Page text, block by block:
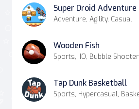
Super Droid Adventure
Adventure, Agility, Casual
Wooden Fish
Tap Dunk Basketball
Sports, Hypercasual,